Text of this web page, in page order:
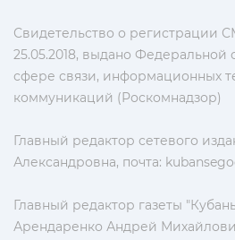
Свидетельство о регистрации
25.05.2018, выдано Федеральной
сфере связи, информационных
коммуникаций (Роскомнадзор)
Главный редактор сетевого
Александровна, почта:
Главный редактор газеты
Арендаренко Андрей